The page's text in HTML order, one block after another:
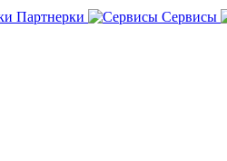
Партнерки Сервисы